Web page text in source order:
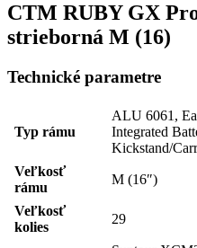
CTM RUBY GX
strieborná M (16)
Technické parametre
Typ rámu
ALU 6061,
Integrated
Kickstand/
Veľkosť
rámu
M (16″)
Veľkosť
kolies
29